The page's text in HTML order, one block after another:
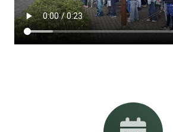
Foreldrafélag
Samstarf heimilis og skóla